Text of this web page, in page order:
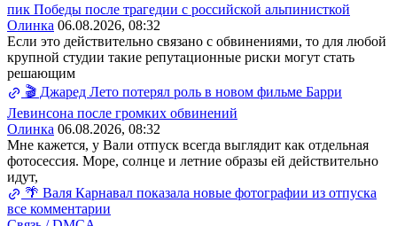
пик Победы после трагедии с российской альпинисткой
Олинка 06.08.2026, 08:32
Если это действительно связано с обвинениями, то для любой
крупной студии такие репутационные риски могут стать
решающим
🎬 Джаред Лето потерял роль в новом фильме Барри
Левинсона после громких обвинений
Олинка 06.08.2026, 08:32
Мне кажется, у Вали отпуск всегда выглядит как отдельная
фотосессия. Море, солнце и летние образы ей действительно
идут,
🌴 Валя Карнавал показала новые фотографии из отпуска
все комментарии